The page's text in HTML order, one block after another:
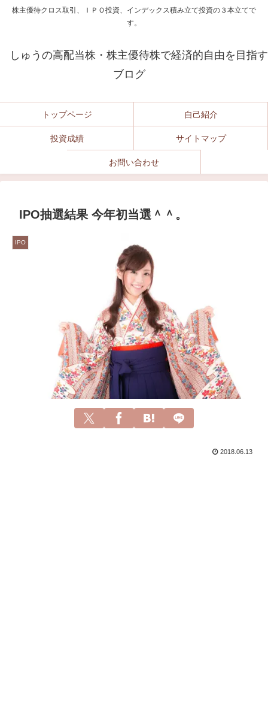
株主優待クロス取引、ＩＰＯ投資、インデックス積み立て投資の３本立てで
す。
しゅうの高配当株・株主優待株で経済的自由を目指す
ブログ
トップページ 自己紹介
投資成績 サイトマップ
お問い合わせ
IPO抽選結果 今年初当選＾＾。
IPO
2018.06.13